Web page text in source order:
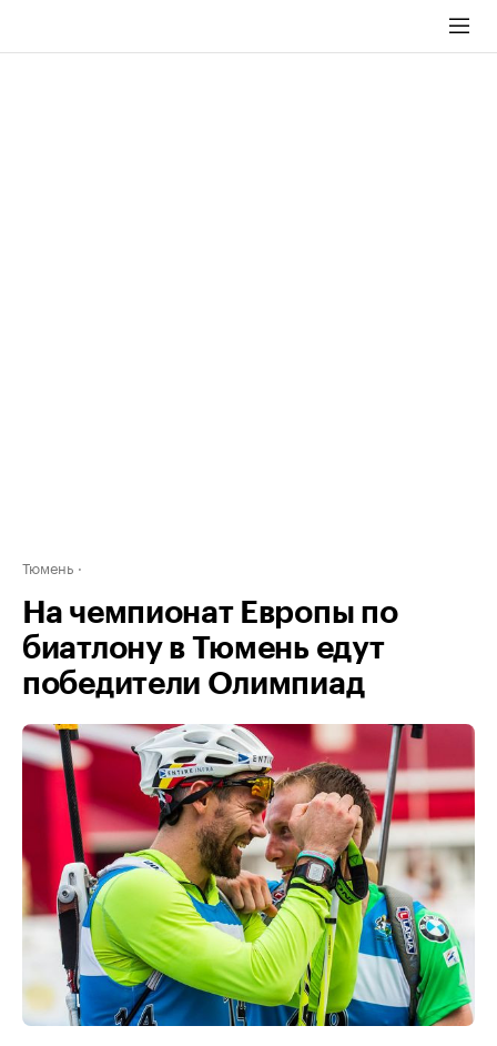
Тюмень
На чемпионат Европы по
биатлону в Тюмень едут
победители Олимпиад